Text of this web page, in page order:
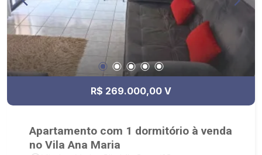
R$ 269.000,00 V
Apartamento com 1 dormitório à venda
no Vila Ana Maria